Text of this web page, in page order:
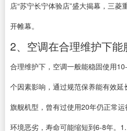
店“苏宁长宁体验店”盛大揭幕，三菱
开帷幕。
2、空调在合理维护下能
合理维护下，空调一般能稳固使用
个因素影响，通过规范保养能有效
旗舰机型，曾有过使用20年仍正常
环境恶劣，寿命可能缩短到6-8年。